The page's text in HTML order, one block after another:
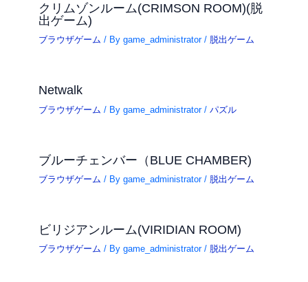
クリムゾンルーム(CRIMSON ROOM)(脱
出ゲーム)
ブラウザゲーム / Bygame_administrator/ 脱出ゲーム
Netwalk
ブラウザゲーム / Bygame_administrator/パズル
ブルーチェンバー（BLUE CHAMBER)
ブラウザゲーム / Bygame_administrator/ 脱出ゲーム
ビリジアンルーム(VIRIDIAN ROOM)
ブラウザゲーム / Bygame_administrator/ 脱出ゲーム